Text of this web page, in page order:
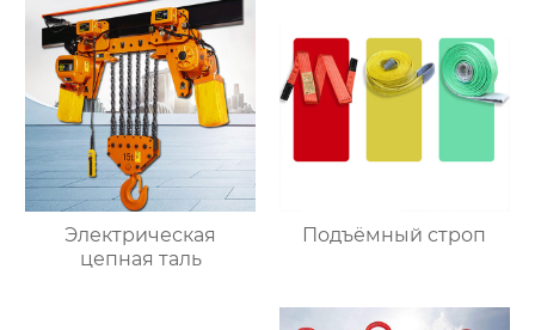
Электрическая
цепная таль
Подъёмный строп